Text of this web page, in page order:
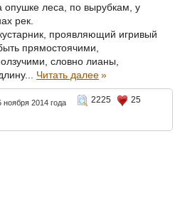
опушке леса, по вырубкам, у
рек.
проявляющий игривый
прямостоячими,
словно лианы,
Читать далее»
ноября 2014 года 2225
25